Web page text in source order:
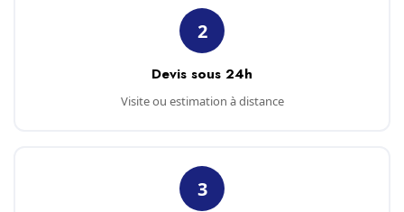
2
Devis sous 24h
Visite ou estimation à distance
3